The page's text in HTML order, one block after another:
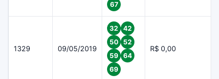
67
1329 09/05/2019
32
42
50
52
59
64
69
R$ 0,00